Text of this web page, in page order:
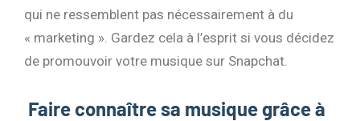
qui ne ressemblent pas nécessairement à du
« marketing ». Gardez cela à l’esprit si vous décidez
de promouvoir votre musique sur Snapchat.
Faire connaître sa musique grâce à